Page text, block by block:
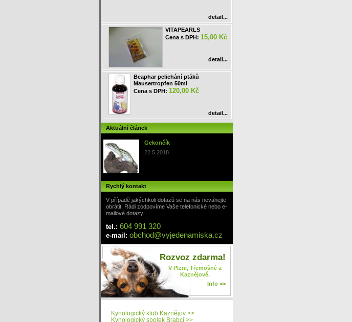
detail...
VITAPEARLS
Cena s DPH: 15,00 Kč
detail...
Beaphar pelichání ptáků
Mausertropfen 50ml
Cena s DPH: 120,00 Kč
detail...
Aktuální článek
Gekončík
22.5.2018
Rychlý kontakt
V případě jakýchkoli dotazů se na nás neváhejte
obrátit. Rádi zodpovíme Vaše telefonické nebo e-
mailové dotazy.
tel.: 604 991 320
e-mail: obchod@vyjedenamiska.cz
Rozvoz zdarma!
V Plzni, Třemošné a
Kaznějově.
Info >>
Kynologický klub Kaznějov >>
Kynologický spolek Brabci >>